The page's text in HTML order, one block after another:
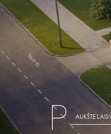
P AUKŠTE